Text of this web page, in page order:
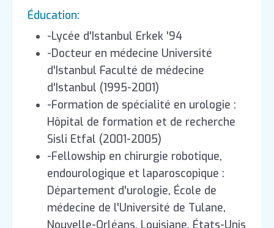
Éducation:
-Lycée d'Istanbul Erkek '94
-Docteur en médecine Université
d'Istanbul Faculté de médecine
d'Istanbul (1995-2001)
-Formation de spécialité en urologie :
Hôpital de formation et de recherche
Sisli Etfal (2001-2005)
-Fellowship en chirurgie robotique,
endourologique et laparoscopique :
Département d'urologie, École de
médecine de l'Université de Tulane,